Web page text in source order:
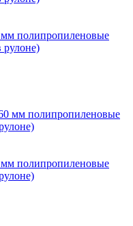
мм полипропиленовые
рулоне)
мм полипропиленовые